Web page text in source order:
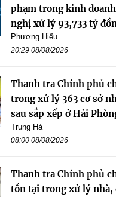
phạm trong kinh
nghị xử lý 93,733 tỷ
Phương Hiếu
20:29 08/08/2026
Thanh tra Chính phủ
trong xử lý 363 cơ sở
sau sắp xếp ở Hải
Trung Hà
08:00 08/08/2026
Thanh tra Chính phủ
tồn tại trong xử lý nhà,